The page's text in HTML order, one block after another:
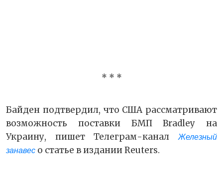
* * *
Байден подтвердил, что США рассматривают
возможность поставки БМП Bradley на
Украину, пишет Телеграм-каналЖелезный
занавес о статье в издании Reuters.